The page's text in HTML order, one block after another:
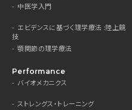
中医学入門
エビデンスに基づく理学療法 :陸上競
技
顎関節の理学療法
Performance
バイオメカニクス
ストレングス・トレーニング